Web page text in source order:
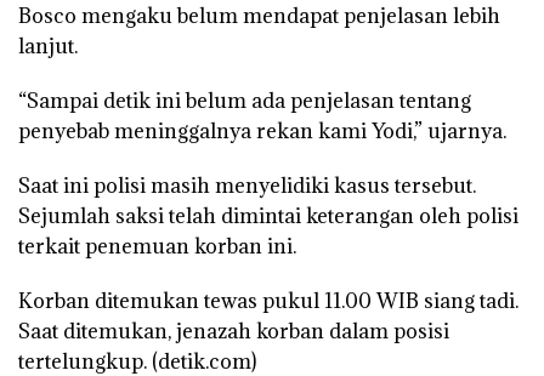
Bosco mengaku belum mendapat penjelasan lebih
lanjut.
“Sampai detik ini belum ada penjelasan tentang
penyebab meninggalnya rekan kami Yodi,” ujarnya.
Saat ini polisi masih menyelidiki kasus tersebut.
Sejumlah saksi telah dimintai keterangan oleh polisi
terkait penemuan korban ini.
Korban ditemukan tewas pukul 11.00 WIB siang tadi.
Saat ditemukan, jenazah korban dalam posisi
tertelungkup. (detik.com)